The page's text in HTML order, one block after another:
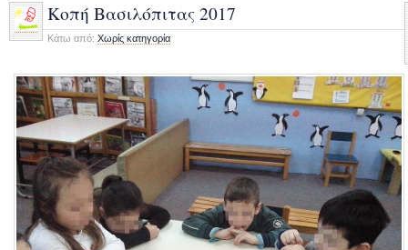
Κοπή Βασιλόπιτας 2017
Κάτω από: Χωρίς κατηγορία